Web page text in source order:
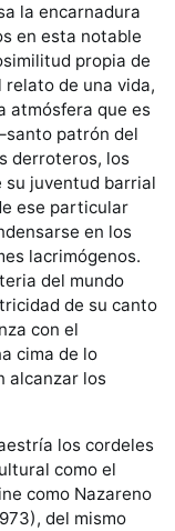
la encarnadura
en esta notable
propia de
relato de una vida,
atmósfera que es
patrón del
derroteros, los
su juventud barrial
ese particular
en los
lacrimógenos.
del mundo
de su canto
con el
cima de lo
alcanzar los
los cordeles
como el
como Nazareno
del mismo